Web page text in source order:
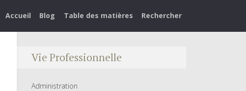
Accueil Blog Table des matières Rechercher
Vie Professionnelle
Administration